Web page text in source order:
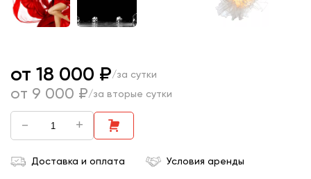
от 18 000 ₽/за сутки
от 9 000 ₽/за вторые сутки
- +
Доставка и оплата Условия аренды